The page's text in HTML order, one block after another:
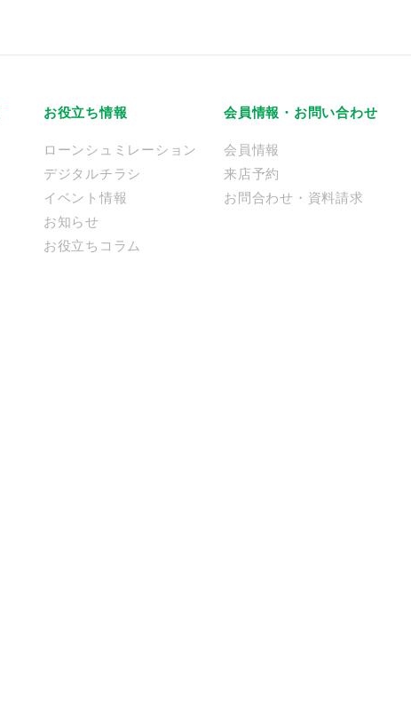
お役立ち情報
ローンシュミレーション
デジタルチラシ
イベント情報
お知らせ
お役立ちコラム
会員情報・お問い合わせ
会員情報
来店予約
お問合わせ・資料請求